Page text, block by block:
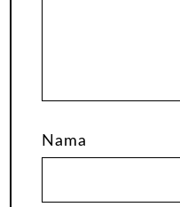
Nama